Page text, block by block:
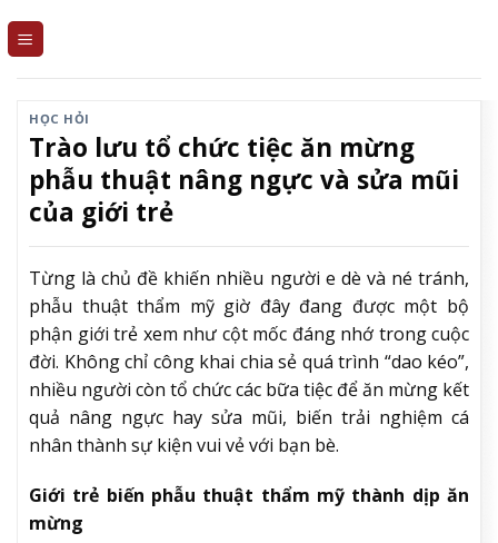
HỌC HỎI
Trào lưu tổ chức tiệc ăn mừng
phẫu thuật nâng ngực và sửa mũi
của giới trẻ
Từng là chủ đề khiến nhiều người e dè và né tránh,
phẫu thuật thẩm mỹ giờ đây đang được một bộ
phận giới trẻ xem như cột mốc đáng nhớ trong cuộc
đời. Không chỉ công khai chia sẻ quá trình “dao kéo”,
nhiều người còn tổ chức các bữa tiệc để ăn mừng kết
quả nâng ngực hay sửa mũi, biến trải nghiệm cá
nhân thành sự kiện vui vẻ với bạn bè.
Giới trẻ biến phẫu thuật thẩm mỹ thành dịp ăn
mừng